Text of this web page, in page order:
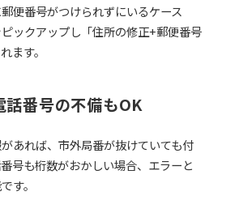
便番号がつけられずにいるケース
ックアップし「住所の修正+郵便番号
ます。
話番号の不備もOK
あれば、市外局番が抜けていても付
号も桁数がおかしい場合、エラーと
す。